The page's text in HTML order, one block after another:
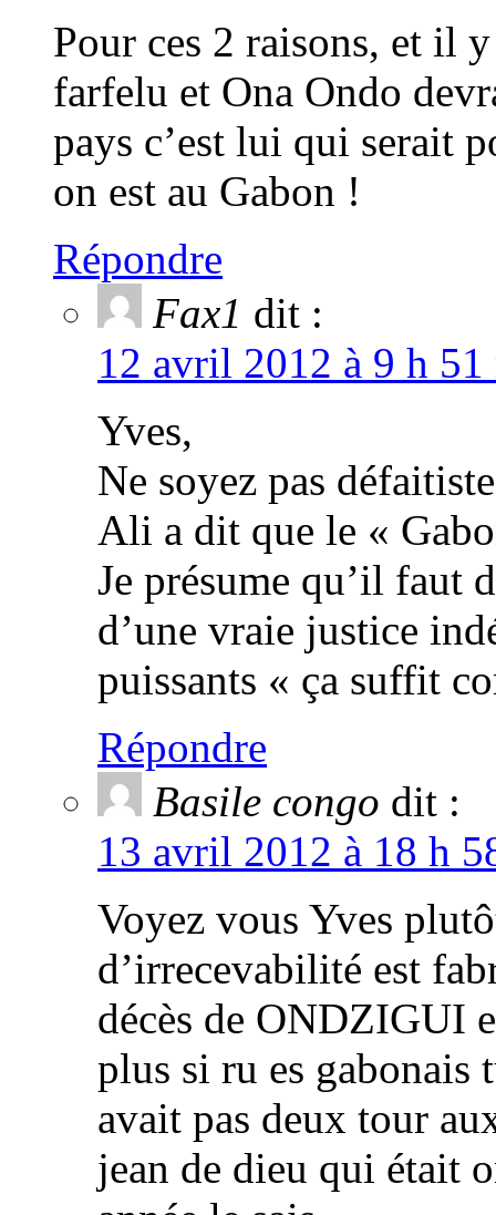
Pour ces 2 raisons, et il
farfelu et Ona Ondo
pays c’est lui qui serait
on est au Gabon !
Répondre
Fax1 dit :
12 avril 2012 à 9 h
Yves,
Ne soyez pas
Ali a dit que le «
Je présume qu’il faut
d’une vraie justice
puissants « ça suffit
Répondre
Basile congo dit :
13 avril 2012 à 18 h
Voyez vous Yves
d’irrecevabilité est
décès de ONDZIGUI
plus si ru es gabonais
avait pas deux tour
jean de dieu qui était